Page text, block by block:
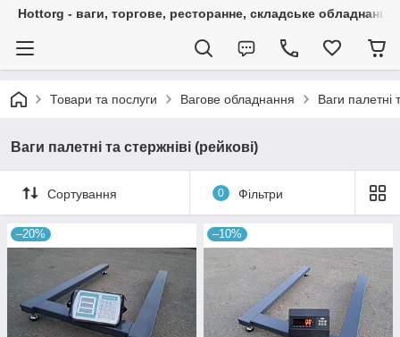
Hottorg - ваги, торгове, ресторанне, складське обладнання
Товари та послуги Вагове обладнання Ваги палетні
Ваги палетні та стержніві (рейкові)
Сортування 0 Фільтри
–20% –10%